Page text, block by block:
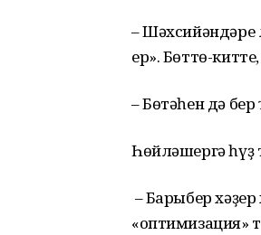
– Шәхсийәндәре
ер». Бөттө-
– Бөтәһен дә
Һөйләшергә һүҙ
– Барыбер
«оптимизация»